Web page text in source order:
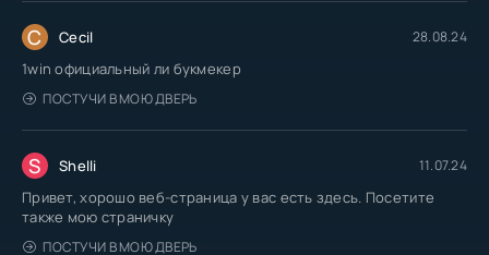
C Cecil 28.08.24
1win официальный ли букмекер
ПОСТУЧИ В МОЮ ДВЕРЬ
S Shelli 11.07.24
Привет, хорошо веб-страница у вас есть здесь. Посетите
также мою страничку
ПОСТУЧИ В МОЮ ДВЕРЬ